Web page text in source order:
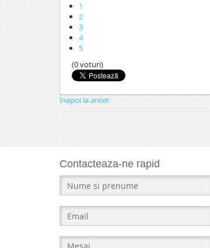
1
2
3
4
5
(0 voturi)
înapoi la antet
Contacteaza-ne rapid